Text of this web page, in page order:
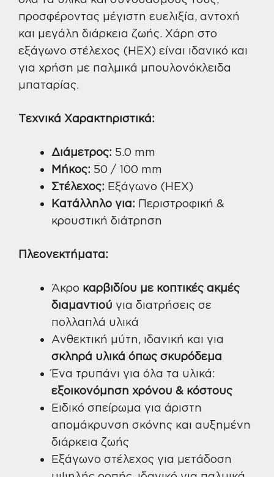
προσφέροντας μέγιστη ευελιξία, αντοχή
και μεγάλη διάρκεια ζωής. Χάρη στο
εξάγωνο στέλεχος (HEX) είναι ιδανικό και
για χρήση με παλμικά μπουλονόκλειδα
μπαταρίας.
Τεχνικά Χαρακτηριστικά:
Διάμετρος: 5.0 mm
Μήκος: 50 / 100 mm
Στέλεχος: Εξάγωνο (HEX)
Κατάλληλο για: Περιστροφική &
κρουστική διάτρηση
Πλεονεκτήματα:
Άκρο καρβιδίου με κοπτικές ακμές
διαμαντιού για διατρήσεις σε
πολλαπλά υλικά
Ανθεκτική μύτη, ιδανική και για
σκληρά υλικά όπως σκυρόδεμα
Ένα τρυπάνι για όλα τα υλικά:
εξοικονόμηση χρόνου & κόστους
Ειδικό σπείρωμα για άριστη
απομάκρυνση σκόνης και αυξημένη
διάρκεια ζωής
Εξάγωνο στέλεχος για μετάδοση